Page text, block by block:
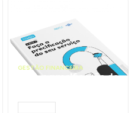
GESTÃO FINANCEIRA
Faça a precificação do